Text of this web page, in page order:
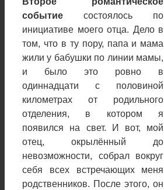
событие состоялось по
инициативе моего отца. Дело в
том, что в ту пору, папа и мама
жили у бабушки по линии мамы,
и было это ровно в
одиннадцати с половиной
километрах от родильного
отделения, в котором я
появился на свет. И вот, мой
отец, окрылённый до
невозможности, собрал вокруг
себя всех встречающих меня
родственников. После этого, он